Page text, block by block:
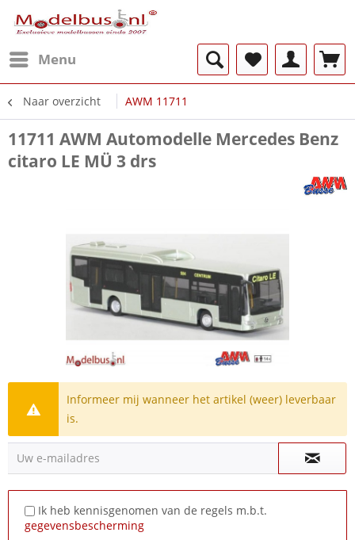
Menu
Naar overzicht AWM 11711
11711 AWM Automodelle Mercedes Benz
citaro LE MÜ 3 drs
Informeer mij wanneer het artikel (weer) leverbaar
is.
Uw e-mailadres
Ik heb kennisgenomen van de regels m.b.t.
gegevensbescherming